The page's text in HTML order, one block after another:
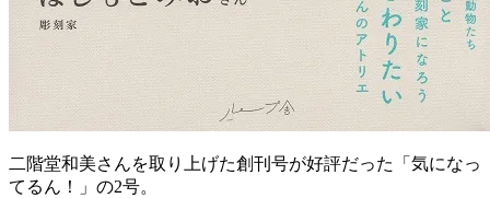
二階堂和美さんを取り上げた創刊号が好評だった「気になっ
てるん！」の2号。